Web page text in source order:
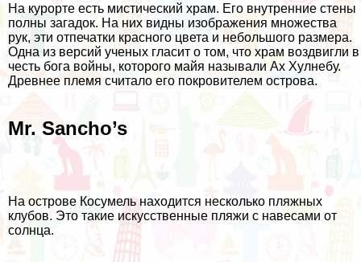
На курорте есть мистический храм. Его внутренние стены
полны загадок. На них видны изображения множества
рук, эти отпечатки красного цвета и небольшого размера.
Одна из версий ученых гласит о том, что храм воздвигли в
честь бога войны, которого майя называли Ах Хулнебу.
Древнее племя считало его покровителем острова.
Mr. Sancho’s
На острове Косумель находится несколько пляжных
клубов. Это такие искусственные пляжи с навесами от
солнца.